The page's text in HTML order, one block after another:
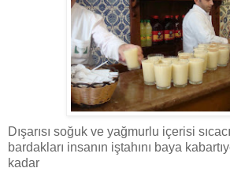
Dışarısı soğuk ve yağmurlu içerisi
bardakları insanın iştahını baya
kadar